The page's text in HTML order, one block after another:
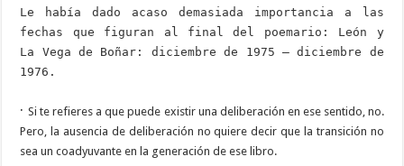
Le había dado acaso demasiada importancia a las
fechas que figuran al final del poemario: León y
La Vega de Boñar: diciembre de 1975 – diciembre de
1976.
·Si te refieres a que puede existir una deliberación en ese sentido, no.
Pero, la ausencia de deliberación no quiere decir que la transición no
sea un coadyuvante en la generación de ese libro.